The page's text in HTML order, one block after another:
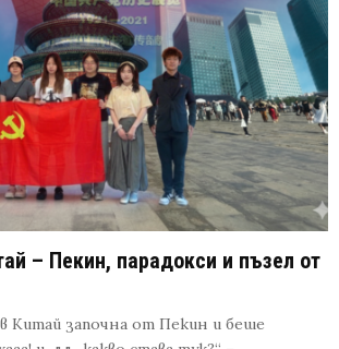
– Пекин, парадокси и пъзел от
Китай започна от Пекин и беше